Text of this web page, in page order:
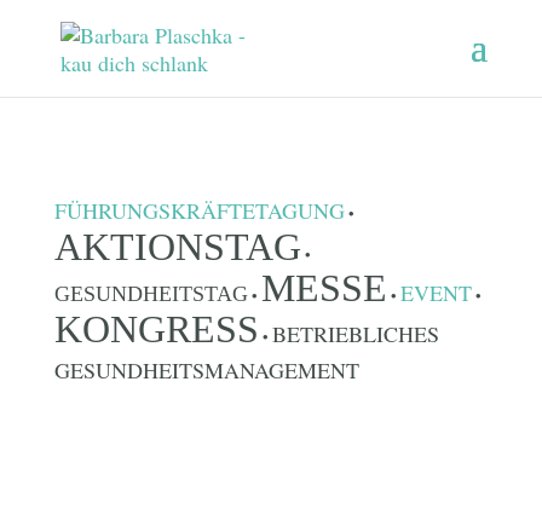
FÜHRUNGSKRÄFTETAGUNG•
AKTIONSTAG •
GESUNDHEITSTAG• MESSE • EVENT•
KONGRESS • BETRIEBLICHES
GESUNDHEITSMANAGEMENT